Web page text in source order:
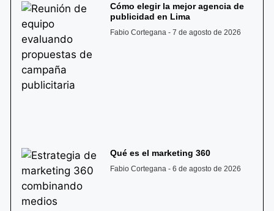
Cómo elegir la mejor agencia de
publicidad en Lima
Fabio Cortegana 7 de agosto de 2026
Qué es el marketing 360
Fabio Cortegana 6 de agosto de 2026